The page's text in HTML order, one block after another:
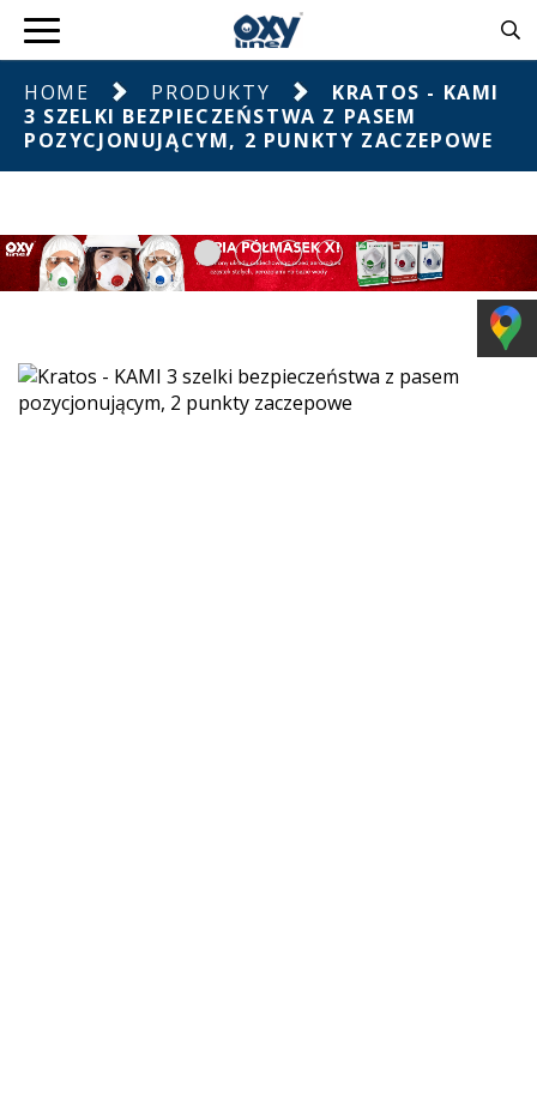
HOME PRODUKTY
KRATOS - KAMI
3 SZELKI BEZPIECZEŃSTWA Z PASEM
POZYCJONUJĄCYM, 2 PUNKTY ZACZEPOWE